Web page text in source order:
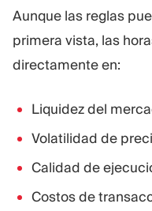
Aunque las reglas
primera vista, las
directamente en:
Liquidez del
Volatilidad de
Calidad de
Costos de